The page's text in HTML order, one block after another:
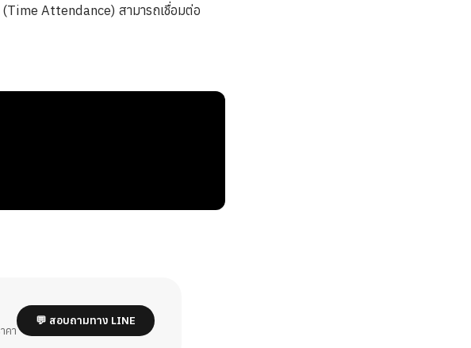
Attendance) สามารถเชื่อมต่อ
คา
💬 สอบถามทาง LINE